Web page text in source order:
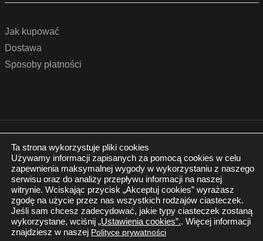
Jak kupować
Dostawa
Sposoby płatności
© 2022 by podlogidrzwi.eu
Wszystkie prawa zastrzeżone
Polityka prywatności
Realizacja:
Ta strona wykorzystuje pliki cookies
Używamy informacji zapisanych za pomocą cookies w celu
zapewnienia maksymalnej wygody w wykorzystaniu z naszego
serwisu oraz do analizy przepływu informacji na naszej
witrynie. Wciskając przycisk „Akceptuj cookies” wyrażasz
zgodę na użycie przez nas wszystkich rodzajów ciasteczek.
Jeśli sam chcesz zadecydować, jakie typy ciasteczek zostaną
wykorzystane, wciśnij „Ustawienia cookies”.. Więcej informacji
znajdziesz w naszej Polityce prywatności